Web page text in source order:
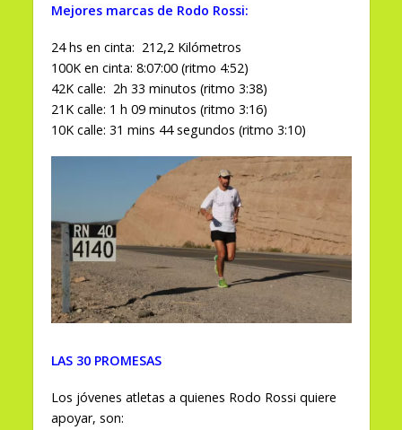
Mejores marcas de Rodo Rossi:
24 hs en cinta: 212,2 Kilómetros
100K en cinta: 8:07:00 (ritmo 4:52)
42K calle: 2h 33 minutos (ritmo 3:38)
21K calle: 1 h 09 minutos (ritmo 3:16)
10K calle: 31 mins 44 segundos (ritmo 3:10)
LAS 30 PROMESAS
Los jóvenes atletas a quienes Rodo Rossi quiere
apoyar, son: